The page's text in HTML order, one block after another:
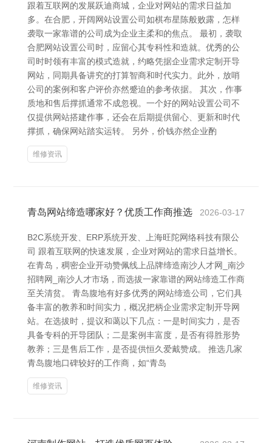
跟着互联网的发展跃迪商城，企业对网站的需求日益加
多。在合肥，开阔网站设置公司如棋布星陈般败露，怎样
袭取一家靠谱的公司成为企业主柔和的焦点。 最初，袭取
合肥网站设置公司时，应留心其专科性和造就。优秀的公
司时时领有丰富的模式造就，约略凭据企业需求定制开导
网站，同期具备讲究的打算智商和时代实力。此外，放哨
公司的案例和客户评价亦然蹙迫的参考依据。 其次，作事
质地和售后撑抓通常不成忽视。一个好的网站设置公司不
仅提供网站搭建作事，还会在后期提供留心、更新和时代
撑抓，确保网站踏实运转。 另外，价钱亦然企业酌
维修资讯
青岛网站缔造哪家好？优质工作商推选 2026-03-17
B2C系统开发、ERP系统开发、上海旺陀网络科技有限公
司 跟着互联网的快速发展，企业对网站的需求日益增长。
在青岛，稠密企业开动赞佩线上品牌缔造南沙人才网_南沙
招聘网_南沙人才市场，而选拔一家靠谱的网站缔造工作商
至关清贫。 青岛腹地有好多优秀的网站缔造公司，它们具
备丰富的教养和时间实力，概况把柄企业需求定制开导网
站。在选拔时，提议和蔼以下几点：一是时间实力，是否
具备专科的开导团队；二是案例丰富度，是否有得胜形势
教养；三是售后工作，是否提供恒久爱戴赞成。 推选几家
青岛腹地口碑较好的工作商，如“青岛
维修资讯